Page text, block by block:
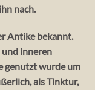
nach.
Antike bekannt.
inneren
genutzt wurde um
als Tinktur,